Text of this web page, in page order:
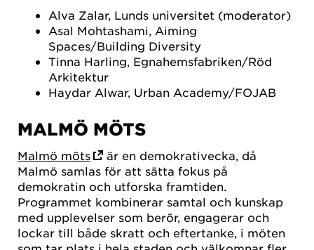
Alva Zalar, Lunds universitet (moderator)
Asal Mohtashami, Aiming
Spaces/Building Diversity
Tinna Harling, Egnahemsfabriken/Röd
Arkitektur
Haydar Alwar, Urban Academy/FOJAB
MALMÖ MÖTS
Malmö möts
är en demokrativecka, då
Malmö samlas för att sätta fokus på
demokratin och utforska framtiden.
Programmet kombinerar samtal och kunskap
med upplevelser som berör, engagerar och
lockar till både skratt och eftertanke, i möten